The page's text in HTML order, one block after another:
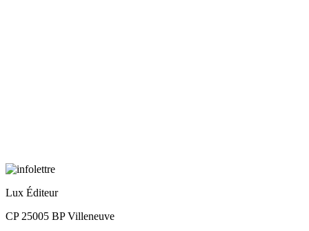
Lux Éditeur
CP 25005 BP Villeneuve